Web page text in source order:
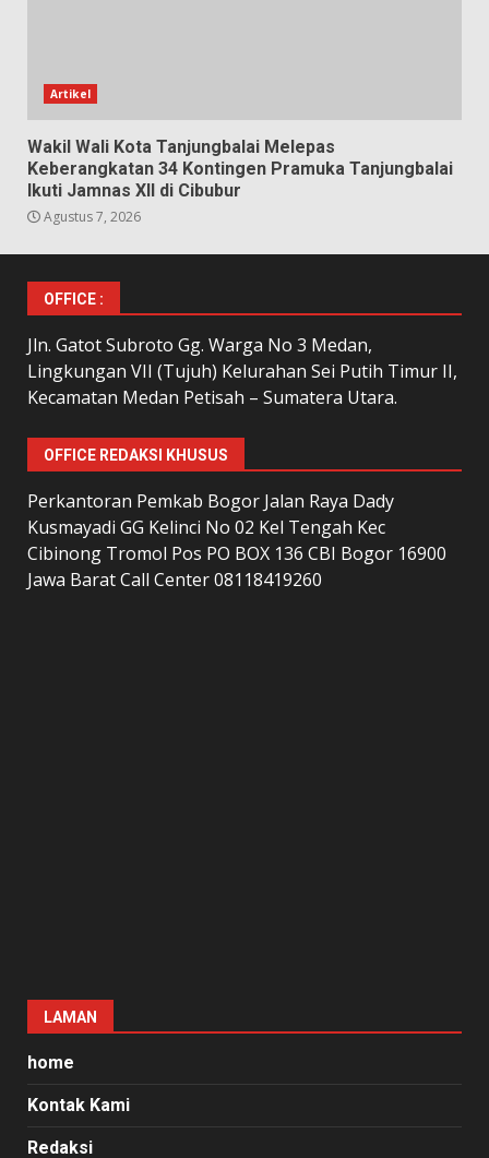
Artikel
Wakil Wali Kota Tanjungbalai Melepas
Keberangkatan 34 Kontingen Pramuka Tanjungbalai
Ikuti Jamnas XII di Cibubur
Agustus 7, 2026
OFFICE :
Jln. Gatot Subroto Gg. Warga No 3 Medan,
Lingkungan VII (Tujuh) Kelurahan Sei Putih Timur II,
Kecamatan Medan Petisah – Sumatera Utara.
OFFICE REDAKSI KHUSUS
Perkantoran Pemkab Bogor Jalan Raya Dady
Kusmayadi GG Kelinci No 02 Kel Tengah Kec
Cibinong Tromol Pos PO BOX 136 CBI Bogor 16900
Jawa Barat Call Center 08118419260
LAMAN
home
Kontak Kami
Redaksi